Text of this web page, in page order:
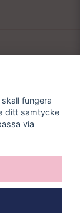
Skicka
fungera
ditt samtycke
via